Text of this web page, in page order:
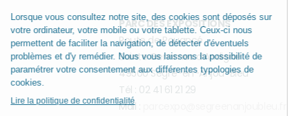
PARC DES EXPOSITIONS
Route de Pouancé
Sainte Gemmes d’Andigné
49500 Segré-en-Anjou-Bleu
Tél : 02 41 61 21 29
Mail :